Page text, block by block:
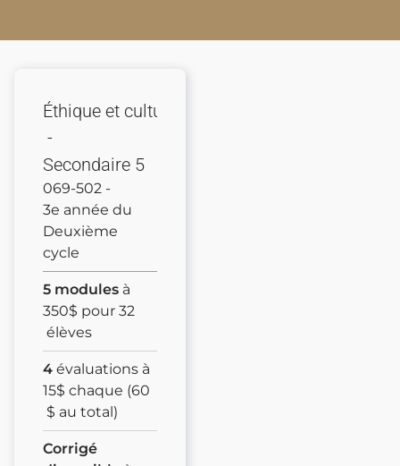
Éthique et culture religieuse
-
Secondaire 5
069-502 -
3e année du
Deuxième
cycle
5 modules à
350$ pour 32
élèves
4 évaluations à
15$ chaque (60
$ au total)
Corrigé